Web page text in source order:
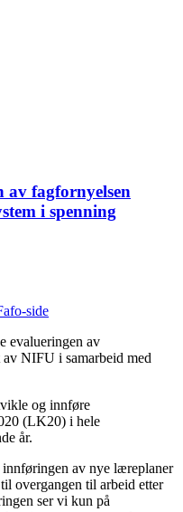
fagfornyelsen
i spenning
side
evalueringen av
NIFU i samarbeid med
og innføre
(LK20) i hele
år.
av nye læreplaner
overgangen til arbeid etter
ser vi kun på